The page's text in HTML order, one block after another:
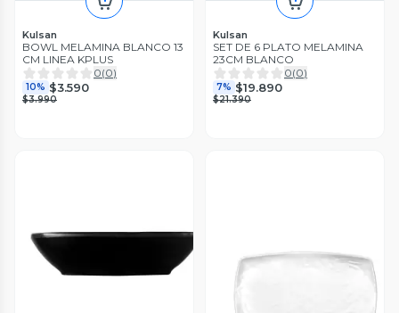
Kulsan
BOWL MELAMINA BLANCO 13
CM LINEA KPLUS
0(0)
10% $3.590
$3.990
Kulsan
SET DE 6 PLATO MELAMINA
23CM BLANCO
0(0)
7% $19.890
$21.390